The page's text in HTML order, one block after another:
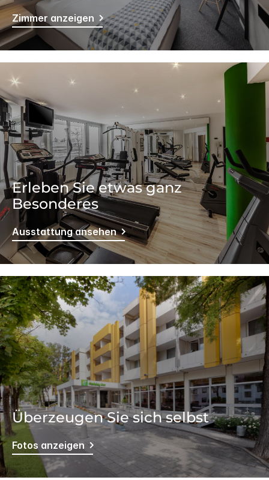
Zimmer anzeigen
Erleben Sie etwas ganz
Besonderes
Ausstattung ansehen
Überzeugen Sie sich selbst
Fotos anzeigen